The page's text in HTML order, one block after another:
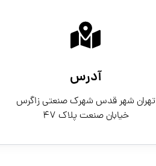
آدرس
تهران شهر قدس شهرک صنعتی زاگرس
خیابان صنعت پلاک ۴۷